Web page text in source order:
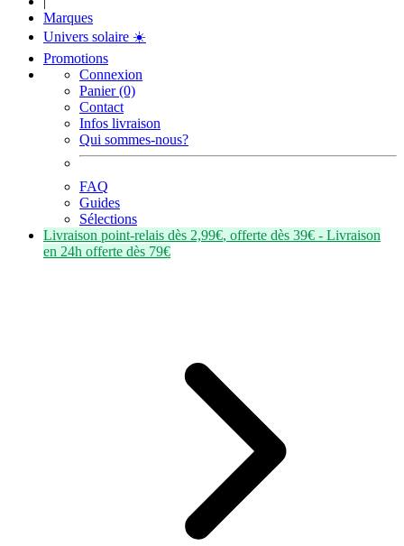
Marques
Univers solaire ☀️
Promotions
Connexion
Panier (0)
Contact
Infos livraison
Qui sommes-nous?
FAQ
Guides
Sélections
Livraison point-relais dès 2,99€, offerte dès 39€ - Livraison
en 24h offerte dès 79€